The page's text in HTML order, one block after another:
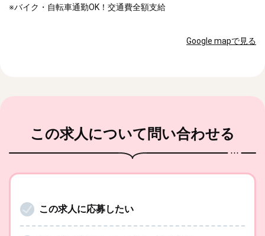
※バイク・自転車通勤OK！交通費全額支給
Google mapで見る
この求人について問い合わせる
この求人に応募したい